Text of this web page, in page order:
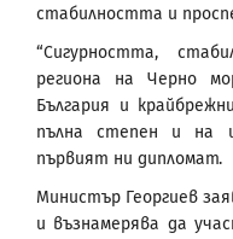
стабилността и
“Сигурността,
региона на Черно
България и
пълна степен и на
първият ни дипломат.
Министър Георгиев
и възнамерява да